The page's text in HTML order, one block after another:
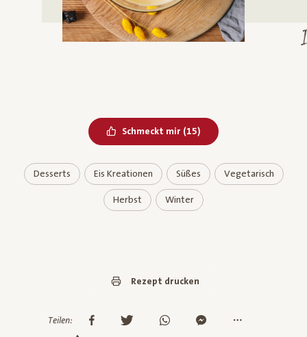
Schmeckt mir Bereits geliked
(15)
Desserts Eis Kreationen Süßes Vegetarisch
Herbst Winter
Rezept drucken
Teilen: